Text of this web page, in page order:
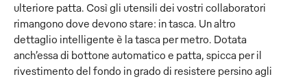
ulteriore patta. Così gli utensili dei vostri collaboratori
rimangono dove devono stare: in tasca. Un altro
dettaglio intelligente è la tasca per metro. Dotata
anch’essa di bottone automatico e patta, spicca per il
rivestimento del fondo in grado di resistere persino agli